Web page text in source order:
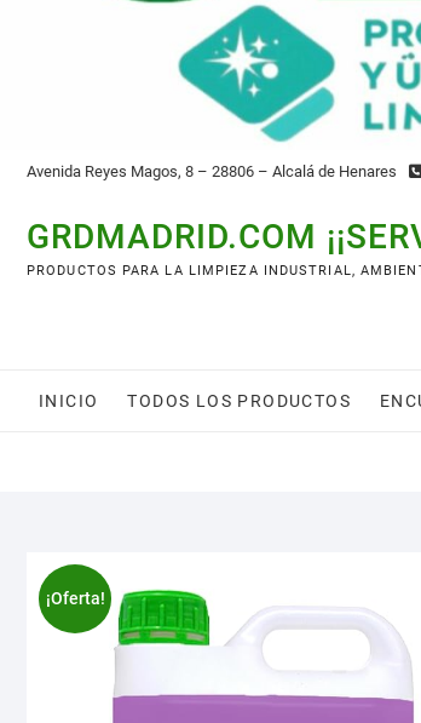
Avenida Reyes Magos, 8 – 28806 – Alcalá de Henares
GRDMADRID.COM
PRODUCTOS PARA LA LIMPIEZA INDUSTRIAL,
INICIO TODOS LOS PRODUCTOS
¡Oferta!